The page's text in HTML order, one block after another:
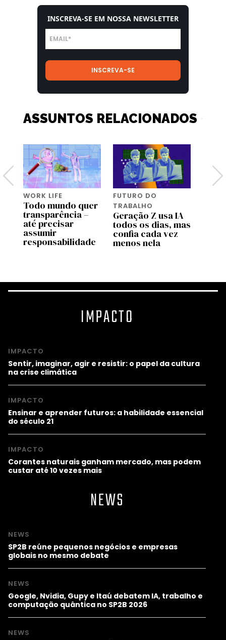
INSCREVA-SE EM NOSSA NEWSLETTER
ASSUNTOS RELACIONADOS
WORK LIFE
Todo mundo quer
transparência –
até precisar
assumir
responsabilidade
FUTURO DO
TRABALHO
Geração Z usa IA
todos os dias, mas
confia cada vez
menos nela
IMPACTO
IMPACTO
Sentir, imaginar, agir e resistir: o papel da cultura
na crise climática
IMPACTO
Ensinar e aprender futuros: a habilidade essencial
do século 21
IMPACTO
Corantes naturais ganham mercado, mas podem
custar até 10 vezes mais
NEWS
NEWS
SP2B reúne pequenos negócios e empresas
globais no mesmo debate
NEWS
Google, Nvidia, Gupy e Itaú debatem IA, trabalho e
computação quântica no SP2B 2026
NEWS